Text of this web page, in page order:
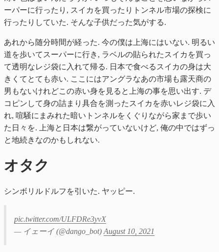
ーパーに行ったり, スイカを買ったりトンネル市場の探検に
行ったりしていた. そんな子供だった気がする.
あれから随分時間が経った. 今の僕は上海にはいない. 明るい
道を歩いてスーパーに行き, ラベルの貼られたスイカを買っ
て透明なレジ袋に入れて帰る. 日本で食べるスイカの身は大
きくてとても赤い. ここにはアングラなあの市場も露天商の
男もないけれどこの赤い身を見ると上海の事を思い出す. デ
コピンして身の詰まり具合を測ったスイカを赤いレジ袋に入
れ, 喧騒にまみれた暗いトンネルをくぐりながら家まで歩い
た日々を. 上海と日本は繋がっていないけど, 俺の中ではずっ
と地続きなのかもしれない.
オタク
シンボリルドルフを引いた. ヤッピー.
pic.twitter.com/ULFDRe3yvX
— イェーイ (@dango_bot) August 10, 2021